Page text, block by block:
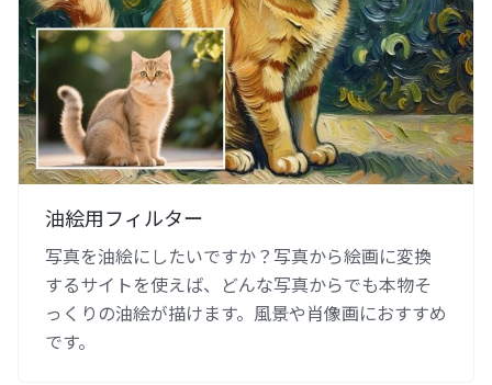
油絵用フィルター
写真を油絵にしたいですか？写真から絵画に変換
するサイトを使えば、どんな写真からでも本物そ
っくりの油絵が描けます。風景や肖像画におすすめ
です。